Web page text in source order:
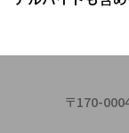
〒170-